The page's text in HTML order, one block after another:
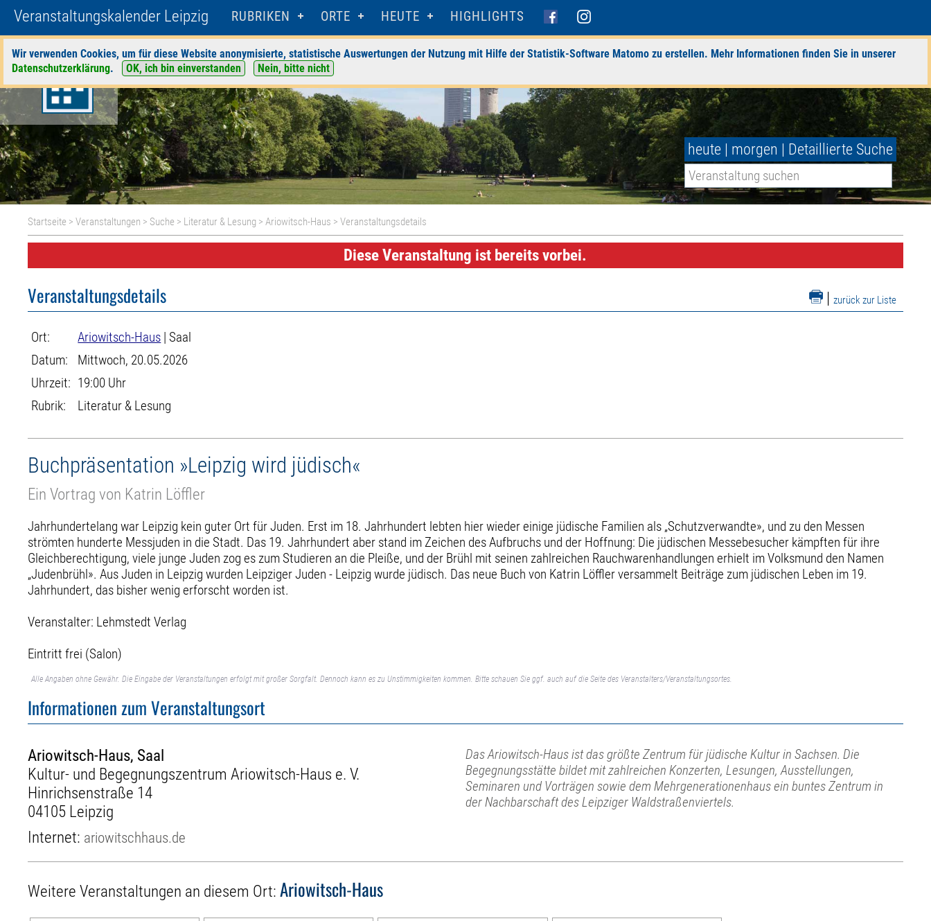
Veranstaltungskalender Leipzig RUBRIKEN ORTE HEUTE HIGHLIGHTS
Wir verwenden Cookies, um für diese Website anonymisierte, statistische Auswertungen der Nutzung mit Hilfe der Statistik-Software Matomo zu erstellen. Mehr Informationen finden Sie in unserer
Datenschutzerklärung. OK, ich bin einverstanden Nein, bitte nicht
heute | morgen | Detaillierte Suche
Startseite >Veranstaltungen > Suche > Literatur & Lesung >Ariowitsch-Haus > Veranstaltungsdetails
Diese Veranstaltung ist bereits vorbei.
| zurück zur Liste
Veranstaltungsdetails
Ort: Ariowitsch-Haus | Saal
Datum:
Mittwoch, 20.05.2026
Uhrzeit: 19:00 Uhr
Rubrik:
Literatur & Lesung
Buchpräsentation »Leipzig wird jüdisch«
Ein Vortrag von Katrin Löffler
Jahrhundertelang war Leipzig kein guter Ort für Juden. Erst im 18. Jahrhundert lebten hier wieder einige jüdische Familien als „Schutzverwandte», und zu den Messen
strömten hunderte Messjuden in die Stadt. Das 19. Jahrhundert aber stand im Zeichen des Aufbruchs und der Hoffnung: Die jüdischen Messebesucher kämpften für ihre
Gleichberechtigung, viele junge Juden zog es zum Studieren an die Pleiße, und der Brühl mit seinen zahlreichen Rauchwarenhandlungen erhielt im Volksmund den Namen
„Judenbrühl». Aus Juden in Leipzig wurden Leipziger Juden - Leipzig wurde jüdisch. Das neue Buch von Katrin Löffler versammelt Beiträge zum jüdischen Leben im 19.
Jahrhundert, das bisher wenig erforscht worden ist.
Veranstalter: Lehmstedt Verlag
Eintritt frei (Salon)
Alle Angaben ohne Gewähr. Die Eingabe der Veranstaltungen erfolgt mit großer Sorgfalt. Dennoch kann es zu Unstimmigkeiten kommen. Bitte schauen Sie ggf. auch auf die Seite des Veranstalters/Veranstaltungsortes.
Informationen zum Veranstaltungsort
Ariowitsch-Haus, Saal
Kultur- und Begegnungszentrum Ariowitsch-Haus e. V.
Hinrichsenstraße 14
04105 Leipzig
Internet: ariowitschhaus.de
Das Ariowitsch-Haus ist das größte Zentrum für jüdische Kultur in Sachsen. Die
Begegnungsstätte bildet mit zahlreichen Konzerten, Lesungen, Ausstellungen,
Seminaren und Vorträgen sowie dem Mehrgenerationenhaus ein buntes Zentrum in
der Nachbarschaft des Leipziger Waldstraßenviertels.
Weitere Veranstaltungen an diesem Ort:Ariowitsch-Haus